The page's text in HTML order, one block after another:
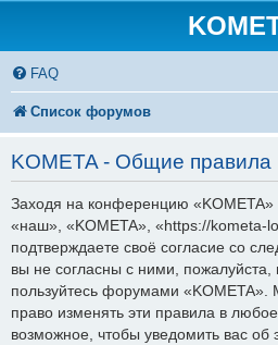
FAQ
Список форумов
KOMETA - Общие правила
Заходя на конференцию
«наш», «KOMETA», «https://kometa-
подтверждаете своё согласие со
вы не согласны с ними, пожалуйста,
пользуйтесь форумами «KOMETA».
право изменять эти правила в
возможное, чтобы уведомить вас об